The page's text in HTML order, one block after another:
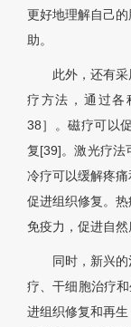
更好地理解自己
助。
此外，还有
疗方法，通过各
38］。磁疗可以
复[39]。激光疗法
冷疗可以缓解疼
促进组织修复。
免疫力，促进自然
同时，新兴
疗、干细胞治疗
进组织修复和再